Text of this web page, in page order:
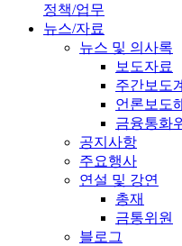
정책/업무
뉴스/자료
뉴스 및 의사록
보도자료
주간보도
언론보도
금융통화
공지사항
주요행사
연설 및 강연
총재
금통위원
블로그